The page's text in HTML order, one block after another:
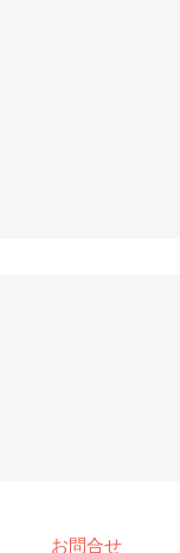
お問合せ